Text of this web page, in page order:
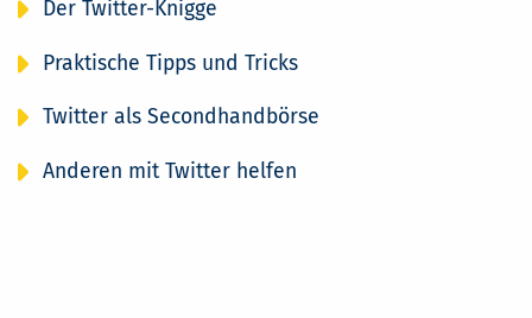
Der Twitter-Knigge
Praktische Tipps und Tricks
Twitter als Secondhandbörse
Anderen mit Twitter helfen